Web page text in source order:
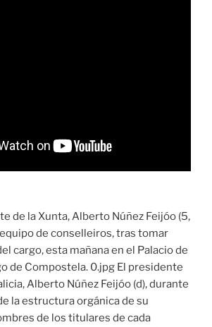
de la Xunta, Alberto Núñez Feijóo (5,
equipo de conselleiros, tras tomar
cargo, esta mañana en el Palacio de
de Compostela. 0.jpg El presidente
Alberto Núñez Feijóo (d), durante
la estructura orgánica de su
de los titulares de cada